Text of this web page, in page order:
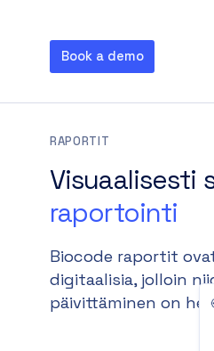
Book a demo
RAPORTIT
Visuaalisesti
raportointi
Biocode raportit
digitaalisia, jolloin
päivittäminen on